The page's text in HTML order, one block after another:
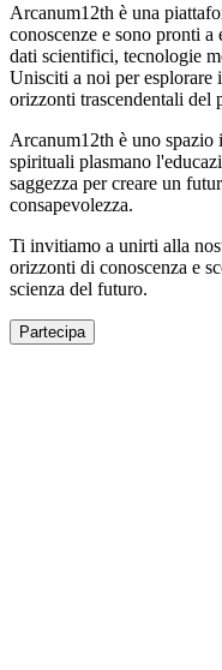
Arcanum12th è una
conoscenze e sono pronti a
dati scientifici, tecnologie
Unisciti a noi per esplorare
orizzonti trascendentali del
Arcanum12th è uno spazio
spirituali plasmano
saggezza per creare un
consapevolezza.
Ti invitiamo a unirti alla
orizzonti di conoscenza e
scienza del futuro.
Partecipa